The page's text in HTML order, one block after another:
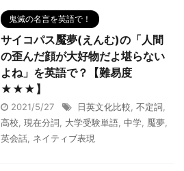
鬼滅の名言を英語で！
サイコパス魘夢(えんむ)の「人間
の歪んだ顔が大好物だよ堪らない
よね」を英語で？【難易度
★★★】
2021/5/27 日英文化比較 不定詞
高校 現在分詞 大学受験単語 中学 魘夢
英会話 ネイティブ表現